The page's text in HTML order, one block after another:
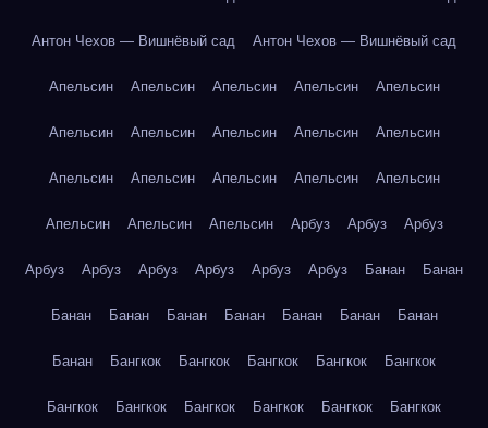
Антон Чехов — Вишнёвый сад Антон Чехов — Вишнёвый сад
Апельсин Апельсин Апельсин Апельсин Апельсин
Апельсин Апельсин Апельсин Апельсин Апельсин
Апельсин Апельсин Апельсин Апельсин Апельсин
Апельсин Апельсин Апельсин Арбуз Арбуз Арбуз
Арбуз Арбуз Арбуз Арбуз Арбуз Арбуз Банан Банан
Банан Банан Банан Банан Банан Банан Банан
Банан Бангкок Бангкок Бангкок Бангкок Бангкок
Бангкок Бангкок Бангкок Бангкок Бангкок Бангкок